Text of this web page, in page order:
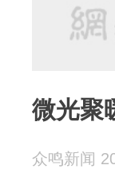
微光聚
众鸣新闻